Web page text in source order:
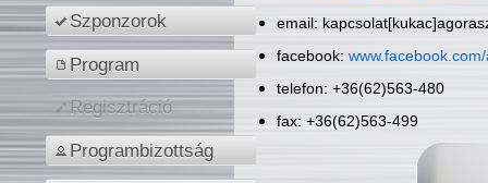
Szponzorok
Program
Regisztráció
Programbizottság
email:
facebook:
telefon: +36(62)563-480
fax: +36(62)563-499